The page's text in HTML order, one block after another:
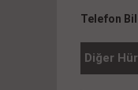
Telefon
Diğer